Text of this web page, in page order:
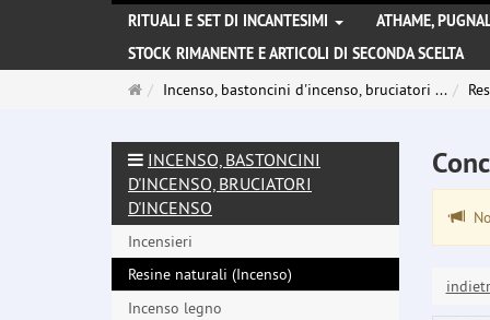
RITUALI E SET DI INCANTESIMI
ATHAME,
STOCK RIMANENTE E ARTICOLI DI SECONDA SCELTA
PaginaIncenso, bastoncini d'incenso, bruciatori ...
INCENSO, BASTONCINI
D'INCENSO, BRUCIATORI
D'INCENSO
Incensieri
Resine naturali (Incenso)
Incenso legno